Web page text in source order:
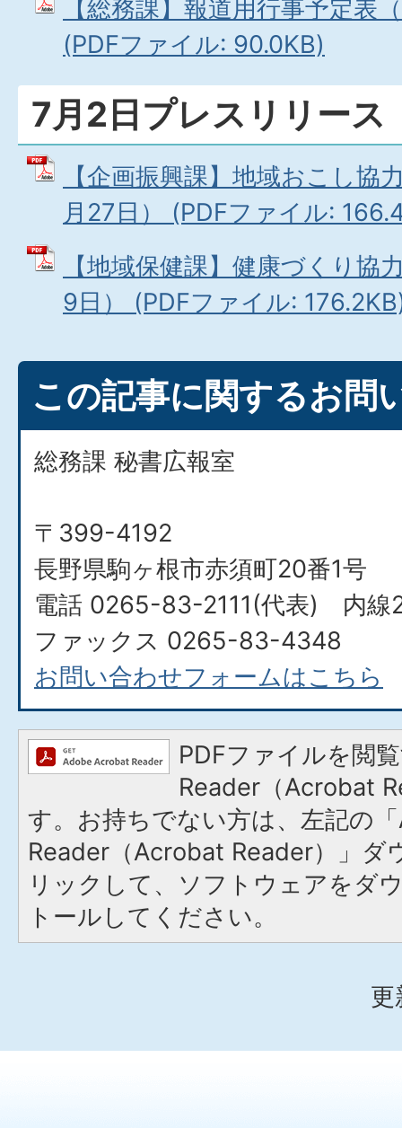
【総務課】報道用行事予定表
(PDFファイル: 90.0KB)
7月2日プレスリリース
【企画振興課】地域おこし協
月27日） (PDFファイル:
【地域保健課】健康づくり協
9日） (PDFファイル:
この記事に関するお問
総務課 秘書広報室
〒399-4192
長野県駒ヶ根市赤須町20番1号
電話 0265-83-2111(代表) 内線
ファックス 0265-83-4348
お問い合わせフォームはこちら
PDFファイルを閲
Reader（Acrobat
す。お持ちでない方は、左記の
Reader（Acrobat Reader）」ダ
リックして、ソフトウェアをダ
トールしてください。
更